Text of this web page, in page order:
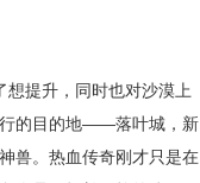
提升，同时也对沙漠上
行的目的地——落叶城，新
兽。热血传奇刚才只是在